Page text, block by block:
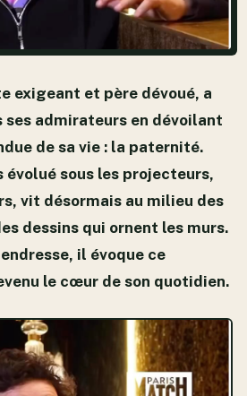
exigeant et père dévoué, a
admirateurs en dévoilant
de sa vie : la paternité.
évolué sous les projecteurs,
vit désormais au milieu des
dessins qui ornent les murs.
il évoque ce
le cœur de son quotidien.